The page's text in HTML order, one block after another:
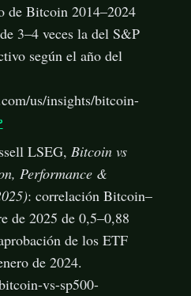
de Bitcoin 2014–2024
3–4 veces la del S&P
según el año del
us/insights/bitcoin-
LSEG, Bitcoin vs
Performance &
: correlación Bitcoin–
de 2025 de 0,5–0,88
de los ETF
de 2024.
vs-sp500-